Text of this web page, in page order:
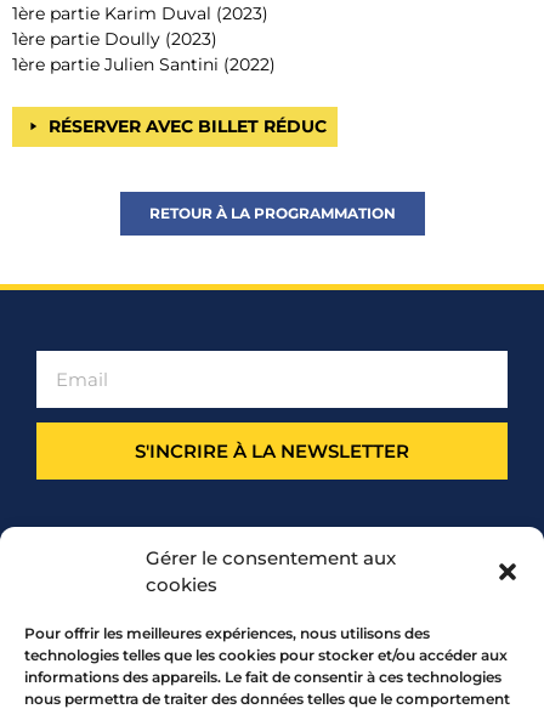
Gérer le consentement aux
cookies
Pour offrir les meilleures expériences, nous utilisons des
technologies telles que les cookies pour stocker et/ou accéder aux
informations des appareils. Le fait de consentir à ces technologies
nous permettra de traiter des données telles que le comportement
1ère partie Karim Duval (2023)
1ère partie Doully (2023)
1ère partie Julien Santini (2022)
RÉSERVER AVEC BILLET RÉDUC
RETOUR À LA PROGRAMMATION
S'INCRIRE À LA NEWSLETTER